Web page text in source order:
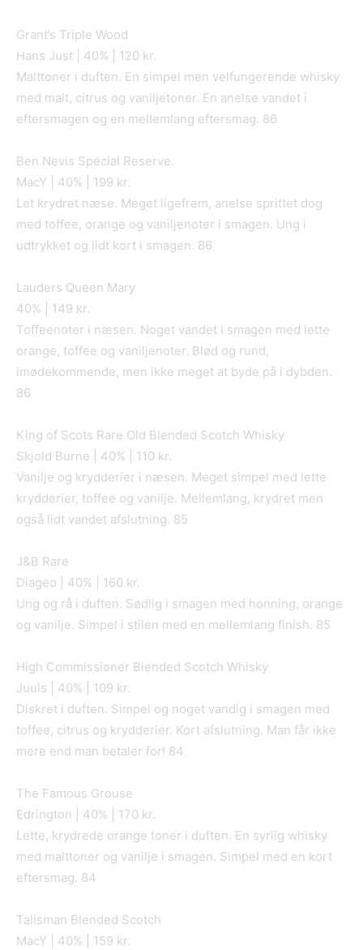
Grant’s Triple Wood
Hans Just | 40% | 120 kr.
Malttoner i duften. En simpel men velfungerende whisky
med malt, citrus og vaniljetoner. En anelse vandet i
eftersmagen og en mellemlang eftersmag. 86
Ben Nevis Special Reserve.
MacY | 40% | 199 kr.
Let krydret næse. Meget ligefrem, anelse sprittet dog
med toffee, orange og vaniljenoter i smagen. Ung i
udtrykket og lidt kort i smagen. 86
Lauders Queen Mary
40% | 149 kr.
Toffeenoter i næsen. Noget vandet i smagen med lette
orange, toffee og vaniljenoter. Blød og rund,
imødekommende, men ikke meget at byde på i dybden.
86
King of Scots Rare Old Blended Scotch Whisky
Skjold Burne | 40% | 110 kr.
Vanilje og krydderier i næsen. Meget simpel med lette
krydderier, toffee og vanilje. Mellemlang, krydret men
også lidt vandet afslutning. 85
J&B Rare
Diageo | 40% | 160 kr.
Ung og rå i duften. Sødlig i smagen med honning, orange
og vanilje. Simpel i stilen med en mellemlang finish. 85
High Commissioner Blended Scotch Whisky
Juuls | 40% | 109 kr.
Diskret i duften. Simpel og noget vandig i smagen med
toffee, citrus og krydderier. Kort afslutning. Man får ikke
mere end man betaler for! 84
The Famous Grouse
Edrington | 40% | 170 kr.
Lette, krydrede orange toner i duften. En syrlig whisky
med malttoner og vanilje i smagen. Simpel med en kort
eftersmag. 84
Talisman Blended Scotch
MacY | 40% | 159 kr.